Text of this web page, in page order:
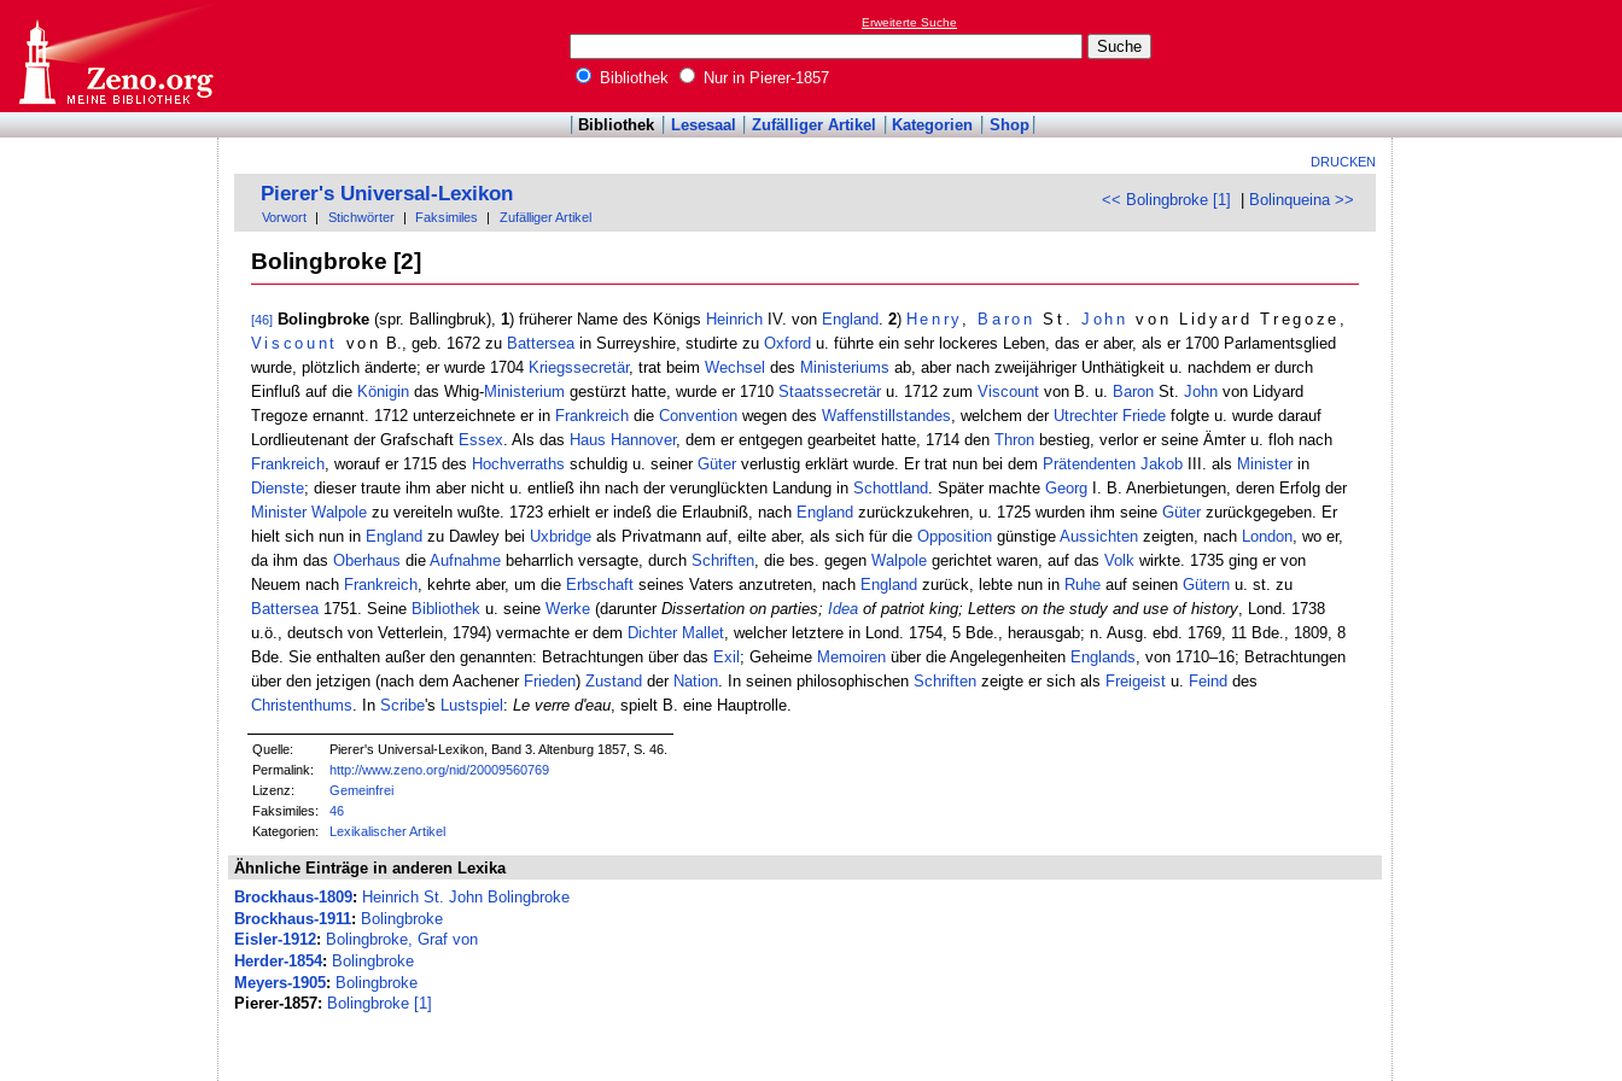
Erweiterte Suche
Bibliothek Nur in Pierer-1857
Bibliothek Lesesaal Zufälliger Artikel Kategorien Shop
DRUCKEN
<< Bolingbroke [1] Bolinqueina >>
Pierer's Universal-Lexikon
Vorwort Stichwörter Faksimiles Zufälliger Artikel
Bolingbroke [2]
[46] Bolingbroke(spr. Ballingbruk), 1) früherer Name des Königs HeinrichIV. von England 2) Henry Baron St.John von Lidyard Tregoze,
Viscount
von B., geb. 1672 zu Batterseain Surreyshire, studirte zu Oxford u. führte ein sehr lockeres Leben, das er aber, als er 1700 Parlamentsglied
wurde, plötzlich änderte; er wurde 1704 Kriegssecretär, trat beim Wechsel des Ministeriums ab, aber nach zweijähriger Unthätigkeit u. nachdem er durch
Einfluß auf die Königindas Whig-Ministerium gestürzt hatte, wurde er 1710 Staatssecretäru. 1712 zum Viscountvon B. u. BaronSt. Johnvon Lidyard
Tregoze ernannt. 1712 unterzeichnete er in Frankreichdie Conventionwegen des Waffenstillstandes , welchem der Utrechter Friedefolgte u. wurde darauf
Lordlieutenant der Grafschaft Essex . Als das Haus Hannover, dem er entgegen gearbeitet hatte, 1714 den Thronbestieg, verlor er seine Ämter u. floh nach
Frankreich, worauf er 1715 des Hochverraths schuldig u. seiner Güterverlustig erklärt wurde. Er trat nun bei dem Prätendenten JakobIII. als Ministerin
Dienste; dieser traute ihm aber nicht u. entließ ihn nach der verunglückten Landung in Schottland . Später machte GeorgI. B. Anerbietungen, deren Erfolg der
Minister Walpolezu vereiteln wußte. 1723 erhielt er indeß die Erlaubniß, nach England zurückzukehren, u. 1725 wurden ihm seine Güterzurückgegeben. Er
hielt sich nun in England zu Dawley bei Uxbridgeals Privatmann auf, eilte aber, als sich für die Oppositiongünstige Aussichtenzeigten, nach London, wo er,
da ihm das Oberhaus die Aufnahmebeharrlich versagte, durch Schriften, die bes. gegen Walpolegerichtet waren, auf das Volk wirkte. 1735 ging er von
Neuem nach Frankreich, kehrte aber, um die Erbschaftseines Vaters anzutreten, nach England zurück, lebte nun in Ruheauf seinen Güternu. st. zu
Battersea1751. Seine Bibliothek u. seine Werke(darunter Dissertation on parties; Ideaof patriot king; Letters on the study and use of history, Lond. 1738
u.ö., deutsch von Vetterlein, 1794) vermachte er dem Dichter Mallet, welcher letztere in Lond. 1754, 5 Bde., herausgab; n. Ausg. ebd. 1769, 11 Bde., 1809, 8
Bde. Sie enthalten außer den genannten: Betrachtungen über das Exil ; Geheime Memoirenüber die Angelegenheiten Englands , von 1710–16; Betrachtungen
über den jetzigen (nach dem Aachener Frieden) Zustand der Nation. In seinen philosophischen Schriftenzeigte er sich als Freigeistu. Feind des
Christenthums . In Scribe's Lustspiel : Le verre d'eau, spielt B. eine Hauptrolle.
Quelle:
Pierer's Universal-Lexikon, Band 3. Altenburg 1857, S. 46.
Permalink:
http://www.zeno.org/nid/20009560769
Lizenz:
Gemeinfrei
Faksimiles:
46
Kategorien:
Lexikalischer Artikel
Ähnliche Einträge in anderen Lexika
Brockhaus-1809: Heinrich St. John Bolingbroke
Brockhaus-1911: Bolingbroke
Eisler-1912: Bolingbroke, Graf von
Herder-1854: Bolingbroke
Meyers-1905: Bolingbroke
Pierer-1857: Bolingbroke [1]